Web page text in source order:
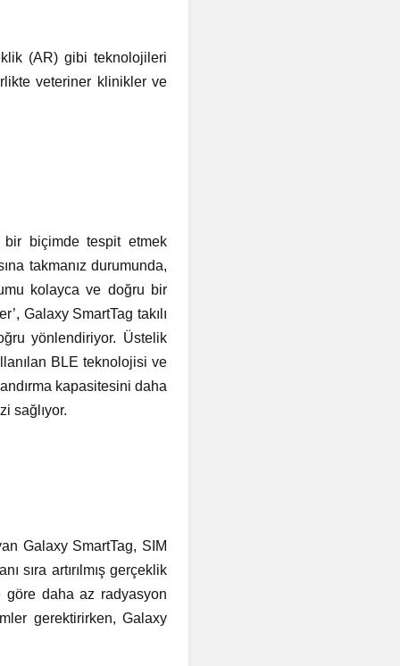
(AR) gibi teknolojileri
veteriner klinikler ve
bir biçimde tespit etmek
takmanız durumunda,
kolayca ve doğru bir
Galaxy SmartTag takılı
yönlendiriyor. Üstelik
BLE teknolojisi ve
kapasitesini daha
sağlıyor.
Galaxy SmartTag, SIM
sıra artırılmış gerçeklik
göre daha az radyasyon
gerektirirken, Galaxy